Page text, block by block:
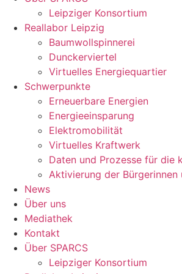
Leipziger Konsortium
Reallabor Leipzig
Baumwollspinnerei
Dunckerviertel
Virtuelles Energiequartier
Schwerpunkte
Erneuerbare Energien
Energieeinsparung
Elektromobilität
Virtuelles Kraftwerk
Daten und Prozesse für die
Aktivierung der Bürgerinnen
News
Über uns
Mediathek
Kontakt
Über SPARCS
Leipziger Konsortium